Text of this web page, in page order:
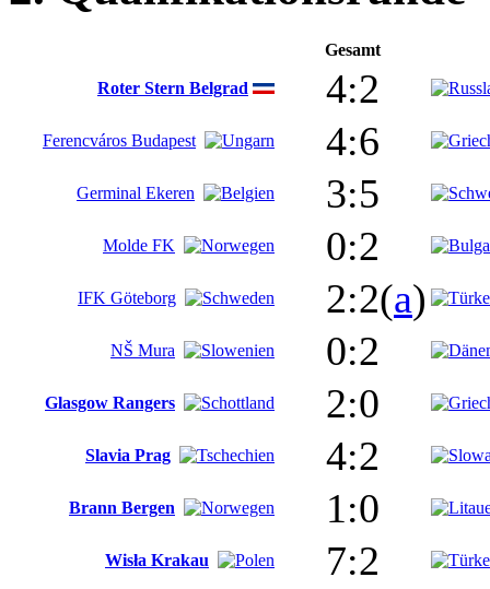
Gesamt
Roter Stern Belgrad 4:2
Ferencváros Budapest 4:6
Germinal Ekeren 3:5
Molde FK 0:2
IFK Göteborg 2:2(a)
NŠ Mura 0:2
Glasgow Rangers 2:0
Slavia Prag 4:2
Brann Bergen 1:0
Wisła Krakau 7:2